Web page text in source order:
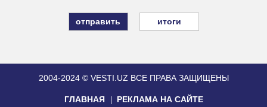
итоги
2004-2024 © VESTI.UZ ВСЕ ПРАВА ЗАЩИЩЕНЫ
ГЛАВНАЯ РЕКЛАМА НА САЙТЕ